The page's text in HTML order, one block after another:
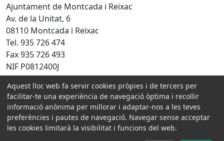
Ajuntament de Montcada i Reixac
Av. de la Unitat, 6
08110 Montcada i Reixac
Tel. 935 726 474
Fax 935 726 493
NIF P0812400J
Amb la col·laboració de:
Aquest lloc web fa servir cookies pròpies i de tercers per
facilitar-te una experiència de navegació òptima i recollir
informació anònima per millorar i adaptar-nos a les teves
preferències i pautes de navegació. Navegar sense acceptar
les cookies limitarà la visibilitat i funcions del web.